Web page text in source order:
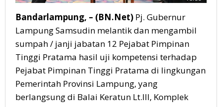
Bandarlampung, – (BN.Net) Pj. Gubernur
Lampung Samsudin melantik dan mengambil
sumpah / janji jabatan 12 Pejabat Pimpinan
Tinggi Pratama hasil uji kompetensi terhadap
Pejabat Pimpinan Tinggi Pratama di lingkungan
Pemerintah Provinsi Lampung, yang
berlangsung di Balai Keratun Lt.III, Komplek